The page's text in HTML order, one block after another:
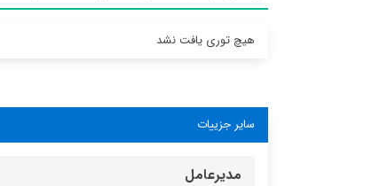
هیچ توری یافت نشد
سایر جزییات
مدیرعامل